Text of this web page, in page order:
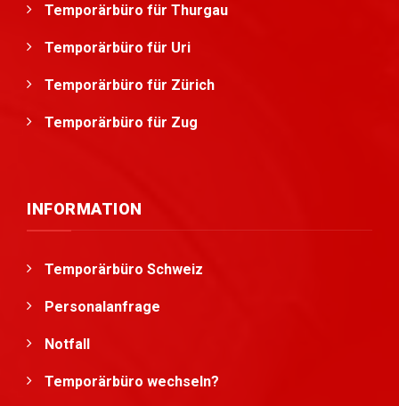
Temporärbüro für Thurgau
Temporärbüro für Uri
Temporärbüro für Zürich
Temporärbüro für Zug
INFORMATION
Temporärbüro Schweiz
Personalanfrage
Notfall
Temporärbüro wechseln?